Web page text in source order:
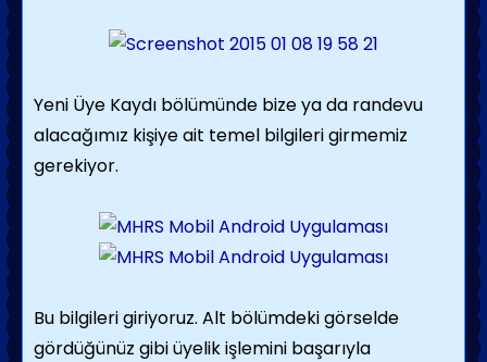
Yeni Üye Kaydı bölümünde bize ya da randevu
alacağımız kişiye ait temel bilgileri girmemiz
gerekiyor.
Bu bilgileri giriyoruz. Alt bölümdeki görselde
gördüğünüz gibi üyelik işlemini başarıyla